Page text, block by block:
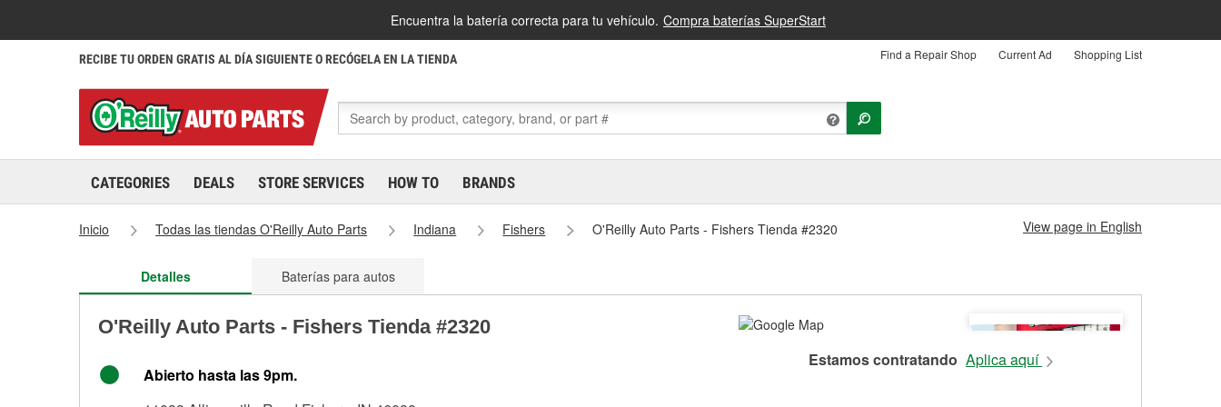
Encuentra la batería correcta para tu vehículo. Compra baterías SuperStart
RECIBE TU ORDEN GRATIS AL DÍA SIGUIENTE O RECÓGELA EN LA TIENDA Find a Repair Shop Current Ad Shopping List
CATEGORIES DEALS STORE SERVICES HOW TO BRANDS
Inicio Todas las tiendas O'Reilly Auto Parts Indiana Fishers O'Reilly Auto Parts - Fishers Tienda #2320 View page in English
Detalles Baterías para autos
O'Reilly Auto Parts - Fishers Tienda #2320
Abierto hasta las 9pm.
Estamos contratando Aplica aquí